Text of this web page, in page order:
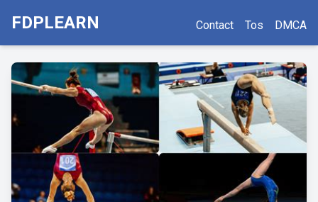
FDPLEARN Contact Tos DMCA